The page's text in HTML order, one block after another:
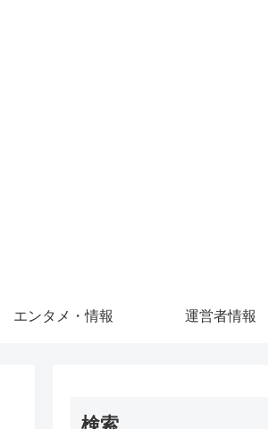
エンタメ・情報 運営者情報
検索